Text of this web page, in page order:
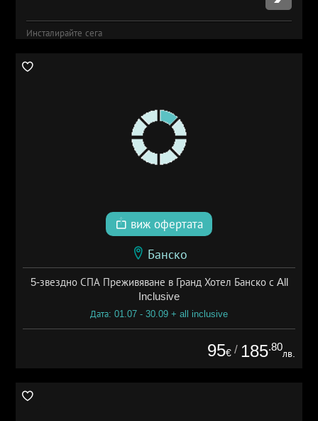
Инсталирайте сега
виж офертата
Банско
5-звездно СПА Преживяване в Гранд Хотел Банско с All
Inclusive
Дата: 01.07 - 30.09 + all inclusive
95€ / 185.80
лв.